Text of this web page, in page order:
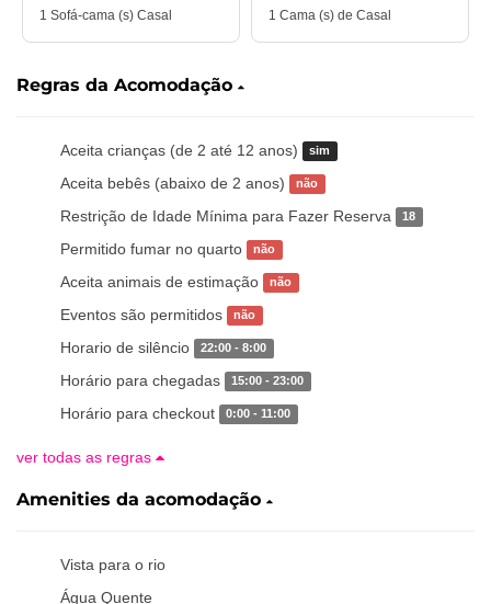
1 Sofá-cama (s) Casal 1 Cama (s) de Casal
Regras da Acomodação
Aceita crianças (de 2 até 12 anos) sim
Aceita bebês (abaixo de 2 anos) não
Restrição de Idade Mínima para Fazer Reserva 18
Permitido fumar no quarto não
Aceita animais de estimação não
Eventos são permitidos não
Horario de silêncio 22:00 - 8:00
Horário para chegadas 15:00 - 23:00
Horário para checkout 0:00 - 11:00
ver todas as regras
Amenities da acomodação
Vista para o rio
Água Quente